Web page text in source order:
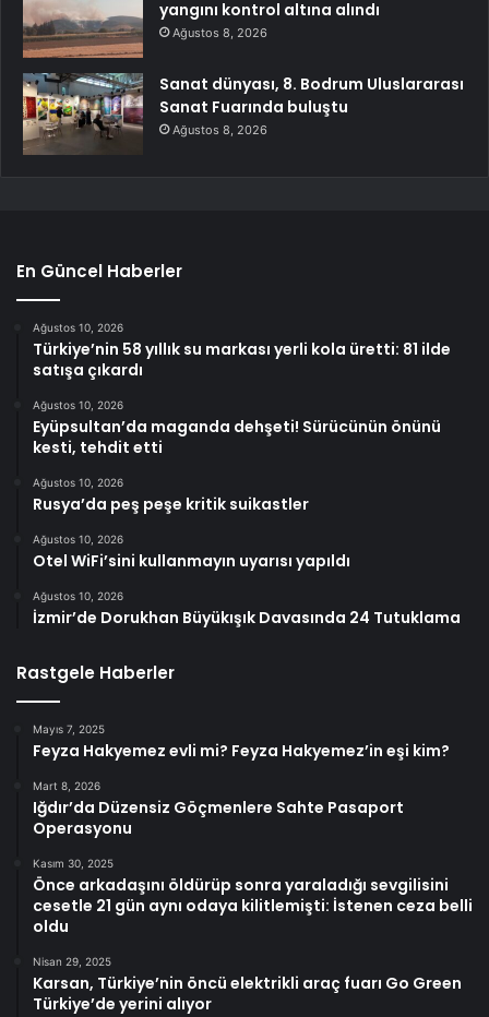
yangını kontrol altına alındı
Ağustos 8, 2026
Sanat dünyası, 8. Bodrum Uluslararası
Sanat Fuarında buluştu
Ağustos 8, 2026
En Güncel Haberler
Ağustos 10, 2026
Türkiye’nin 58 yıllık su markası yerli kola üretti: 81 ilde
satışa çıkardı
Ağustos 10, 2026
Eyüpsultan’da maganda dehşeti! Sürücünün önünü
kesti, tehdit etti
Ağustos 10, 2026
Rusya’da peş peşe kritik suikastler
Ağustos 10, 2026
Otel WiFi’sini kullanmayın uyarısı yapıldı
Ağustos 10, 2026
İzmir’de Dorukhan Büyükışık Davasında 24 Tutuklama
Rastgele Haberler
Mayıs 7, 2025
Feyza Hakyemez evli mi? Feyza Hakyemez’in eşi kim?
Mart 8, 2026
Iğdır’da Düzensiz Göçmenlere Sahte Pasaport
Operasyonu
Kasım 30, 2025
Önce arkadaşını öldürüp sonra yaraladığı sevgilisini
cesetle 21 gün aynı odaya kilitlemişti: İstenen ceza belli
oldu
Nisan 29, 2025
Karsan, Türkiye’nin öncü elektrikli araç fuarı Go Green
Türkiye’de yerini alıyor